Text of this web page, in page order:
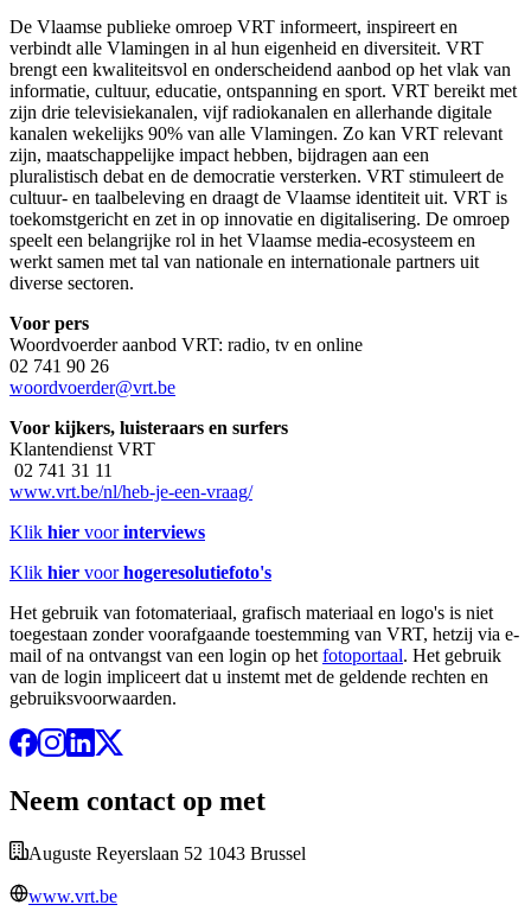
De Vlaamse publieke omroep VRT informeert, inspireert en
verbindt alle Vlamingen in al hun eigenheid en diversiteit. VRT
brengt een kwaliteitsvol en onderscheidend aanbod op het vlak van
informatie, cultuur, educatie, ontspanning en sport. VRT bereikt met
zijn drie televisiekanalen, vijf radiokanalen en allerhande digitale
kanalen wekelijks 90% van alle Vlamingen. Zo kan VRT relevant
zijn, maatschappelijke impact hebben, bijdragen aan een
pluralistisch debat en de democratie versterken. VRT stimuleert de
cultuur- en taalbeleving en draagt de Vlaamse identiteit uit. VRT is
toekomstgericht en zet in op innovatie en digitalisering. De omroep
speelt een belangrijke rol in het Vlaamse media-ecosysteem en
werkt samen met tal van nationale en internationale partners uit
diverse sectoren.
Voor pers
Woordvoerder aanbod VRT: radio, tv en online
02 741 90 26
woordvoerder@vrt.be
Voor kijkers, luisteraars en surfers
Klantendienst VRT
02 741 31 11
www.vrt.be/nl/heb-je-een-vraag/
Klik hier voorinterviews
Klik hier voorhogeresolutiefoto's
Het gebruik van fotomateriaal, grafisch materiaal en logo's is niet
toegestaan zonder voorafgaande toestemming van VRT, hetzij via e-
mail of na ontvangst van een login op het fotoportaal. Het gebruik
van de login impliceert dat u instemt met de geldende rechten en
gebruiksvoorwaarden.
Neem contact op met
Auguste Reyerslaan 52 1043 Brussel
www.vrt.be